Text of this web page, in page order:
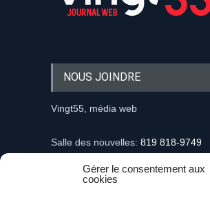
Gérer le consentement aux
cookies
NOUS JOINDRE
Vingt55, média web
Salle des nouvelles: 819 818-9749
Information et demandes publicitaires